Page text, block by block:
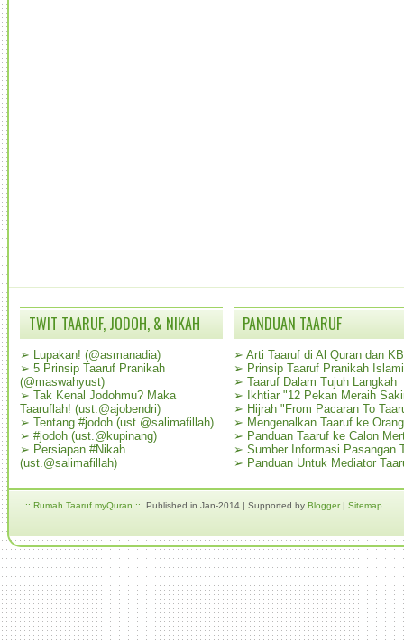
TWIT TAARUF, JODOH, & NIKAH
➢ Lupakan! (@asmanadia)
➢ 5 Prinsip Taaruf Pranikah
(@maswahyust)
➢ Tak Kenal Jodohmu? Maka
Taaruflah! (ust.@ajobendri)
➢ Tentang #jodoh (ust.@salimafillah)
➢ #jodoh (ust.@kupinang)
➢ Persiapan #Nikah
(ust.@salimafillah)
PANDUAN TAARUF
➢ Arti Taaruf di Al Quran dan
➢ Prinsip Taaruf Pranikah Islami
➢ Taaruf Dalam Tujuh Langkah
➢
Ikhtiar "12 Pekan Meraih
➢ Hijrah "From Pacaran To
➢ Mengenalkan Taaruf ke
➢ Panduan Taaruf ke Calon
➢ Sumber Informasi Pasangan
➢ Panduan Untuk Mediator
.:: Rumah Taaruf myQuran ::. Published in Jan-2014 | Supported by Blogger| Sitemap